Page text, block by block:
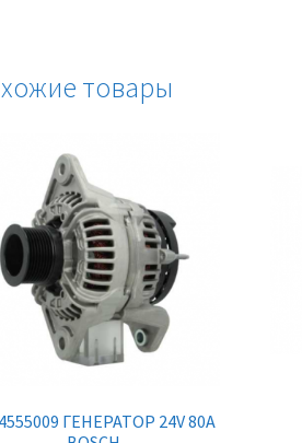
товары
ГЕНЕРАТОР 24V 80A